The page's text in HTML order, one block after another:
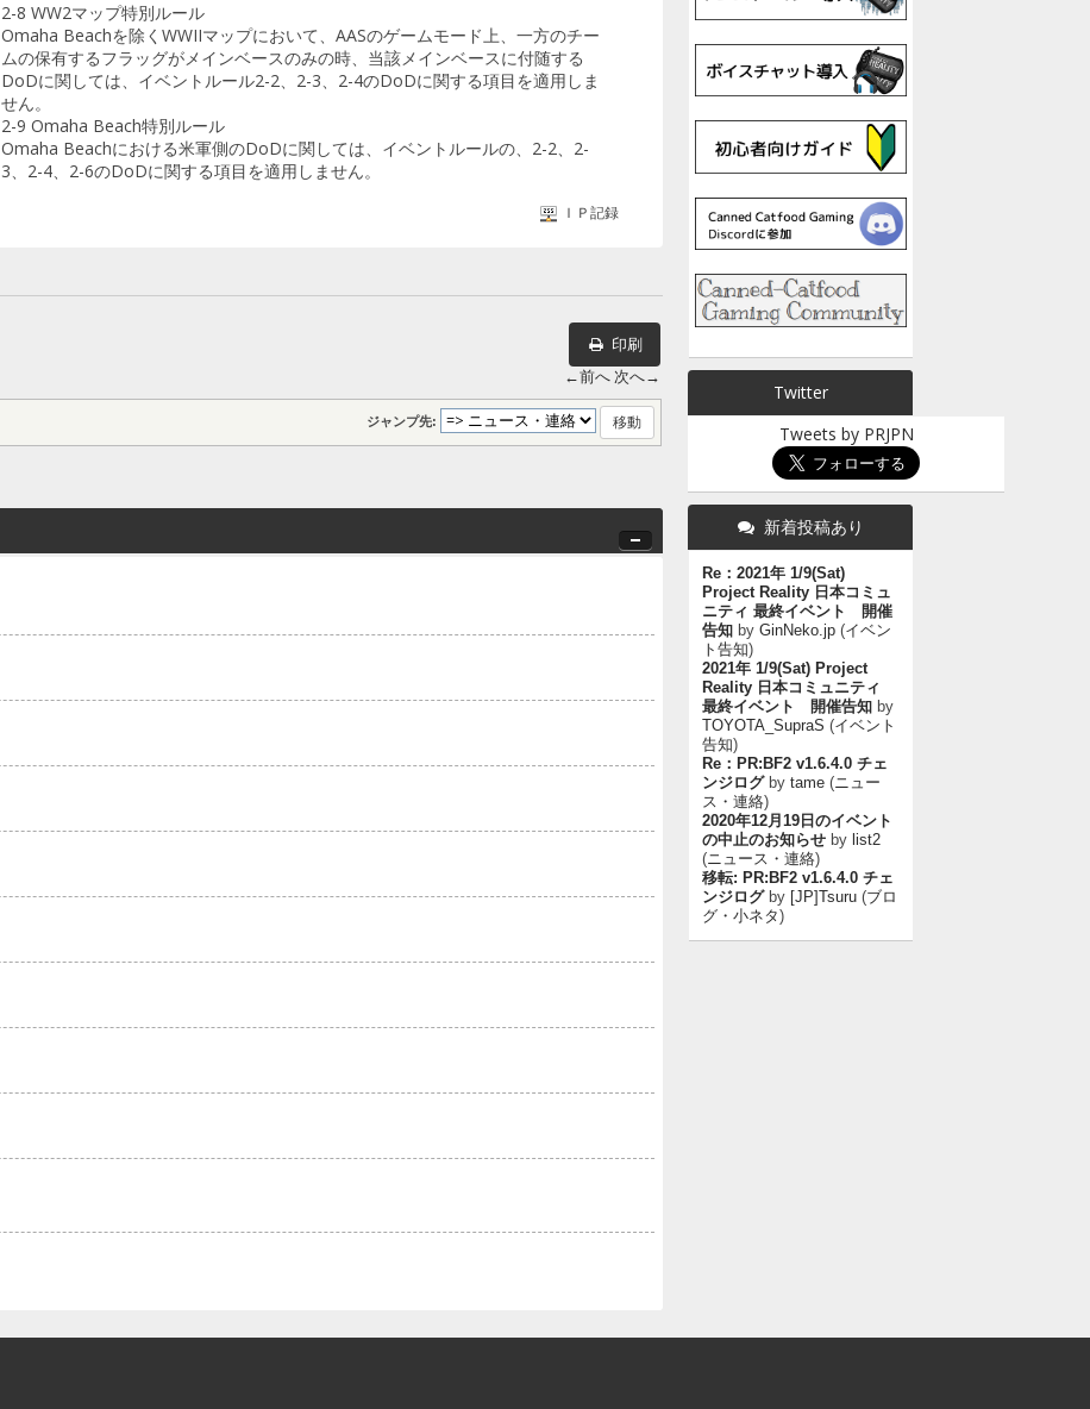
2-8 WW2マップ特別ルール
Omaha Beachを除くWWIIマップにおいて、AASのゲームモード上、一方のチー
ムの保有するフラッグがメインベースのみの時、当該メインベースに付随する
DoDに関しては、イベントルール2-2、2-3、2-4のDoDに関する項目を適用しま
せん。
2-9 Omaha Beach特別ルール
Omaha Beachにおける米軍側のDoDに関しては、イベントルールの、2-2、2-
3、2-4、2-6のDoDに関する項目を適用しません。
ＩＰ記録
印刷
←前へ 次へ→
ジャンプ先:
Twitter
Tweets by PRJPN
新着投稿あり
Re：2021年 1/9(Sat)
Project Reality 日本コミュ
ニティ 最終イベント 開催
告知 by GinNeko.jp(イベン
ト告知)
2021年 1/9(Sat) Project
Reality 日本コミュニティ
最終イベント 開催告知 by
TOYOTA_SupraS (イベント
告知)
Re：PR:BF2 v1.6.4.0 チェ
ンジログby tame(ニュー
ス・連絡)
2020年12月19日のイベント
の中止のお知らせby list2
(ニュース・連絡)
移転: PR:BF2 v1.6.4.0 チェ
ンジログby [JP]Tsuru(ブロ
グ・小ネタ )